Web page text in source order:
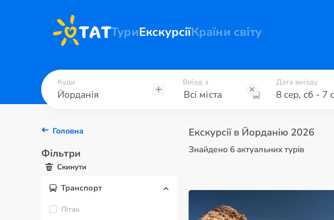
ТуриЕкскурсіїКраїни світу
Куди Виїзд з Дата виїзду
8 сер, сб - 7
Головна
Фільтри
Скинути
Транспорт
Літак
Екскурсії в Йорданію 2026
Знайдено 6 актуальних турів